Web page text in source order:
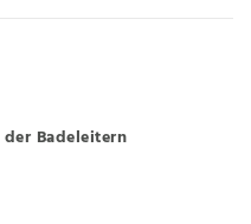
Badeleitern